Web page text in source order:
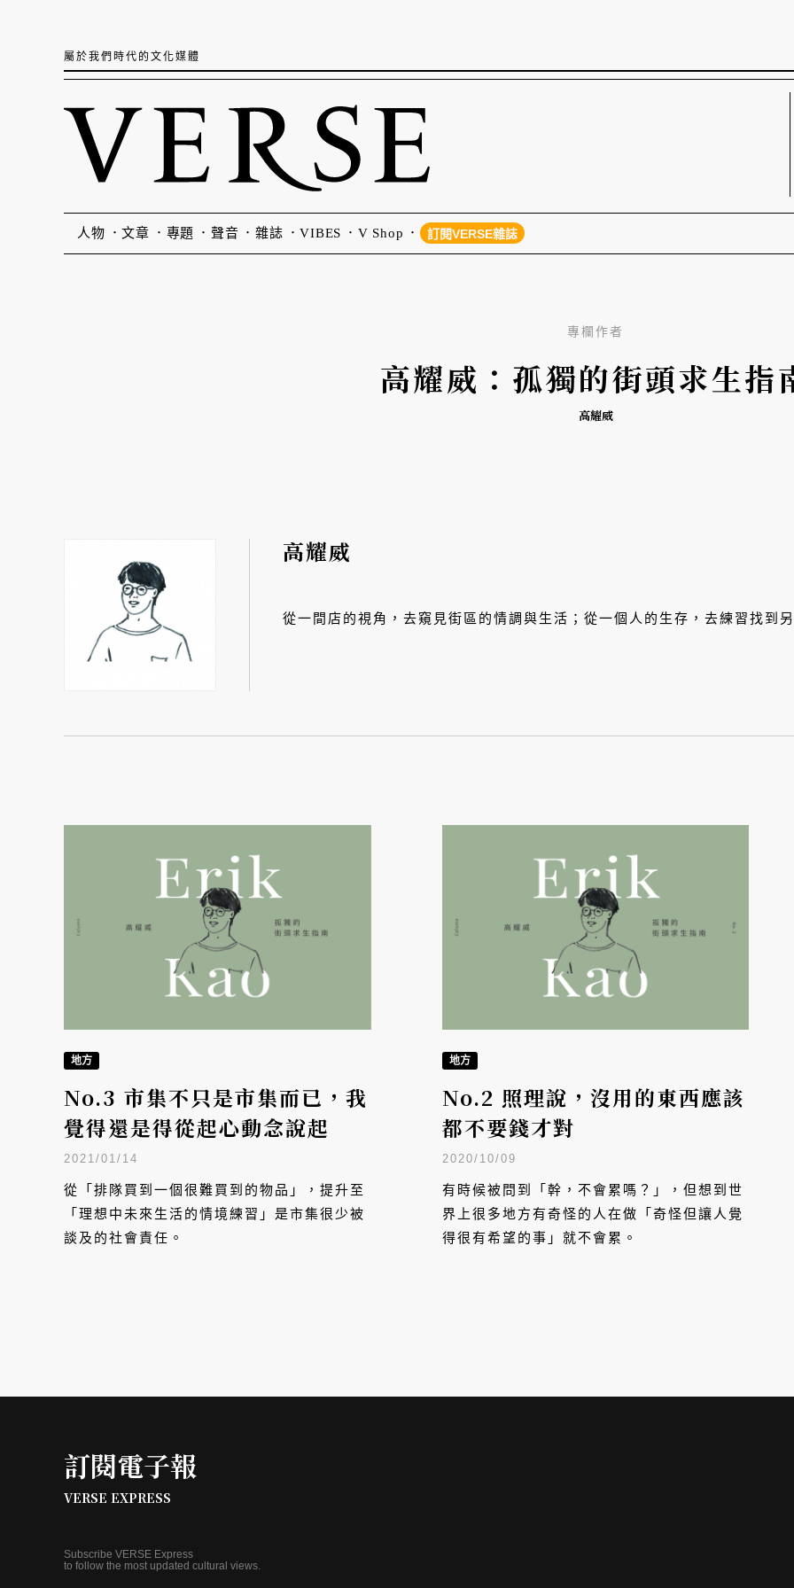
屬於我們時代的文化媒體
人物 文章 專題 聲音 雜誌 VIBES V Shop 訂閱VERSE雜誌
專欄作者
高耀威：孤獨的街頭求生指
高耀威
高耀威
從一間店的視角，去窺見街區的情調與生活；從一個人的生存，去練習找到另
地方
No.3 市集不只是市集而已，我
覺得還是得從起心動念說起
2021/01/14
從「排隊買到一個很難買到的物品」，提升至
「理想中未來生活的情境練習」是市集很少被
談及的社會責任。
地方
No.2 照理說，沒用的東西應該
都不要錢才對
2020/10/09
有時候被問到「幹，不會累嗎？」，但想到世
界上很多地方有奇怪的人在做「奇怪但讓人覺
得很有希望的事」就不會累。
訂閱電子報
VERSE EXPRESS
Subscribe VERSE Express
to follow the most updated cultural views.